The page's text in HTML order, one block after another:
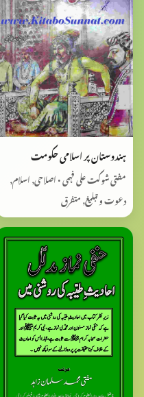
ہندوستان پر اسلامی حکومت
مفتی شوکت علی فہمی • اصلاحی, اسلام,
دعوت و تبلیغ, متفرق